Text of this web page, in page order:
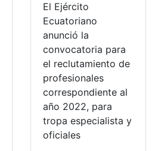
El Ejército
Ecuatoriano
anunció la
convocatoria para
el reclutamiento de
profesionales
correspondiente al
año 2022, para
tropa especialista y
oficiales